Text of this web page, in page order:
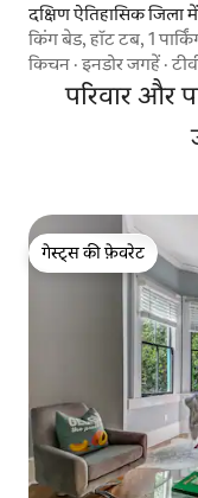
दक्षिण ऐतिहासिक जिला
किंग बेड, हॉट टब, 1
किचन ·इनडोर जगहें ·
परिवार और
गेस्ट्स की फ़ेवरेट
गेस्ट्स की फ़ेवरेट